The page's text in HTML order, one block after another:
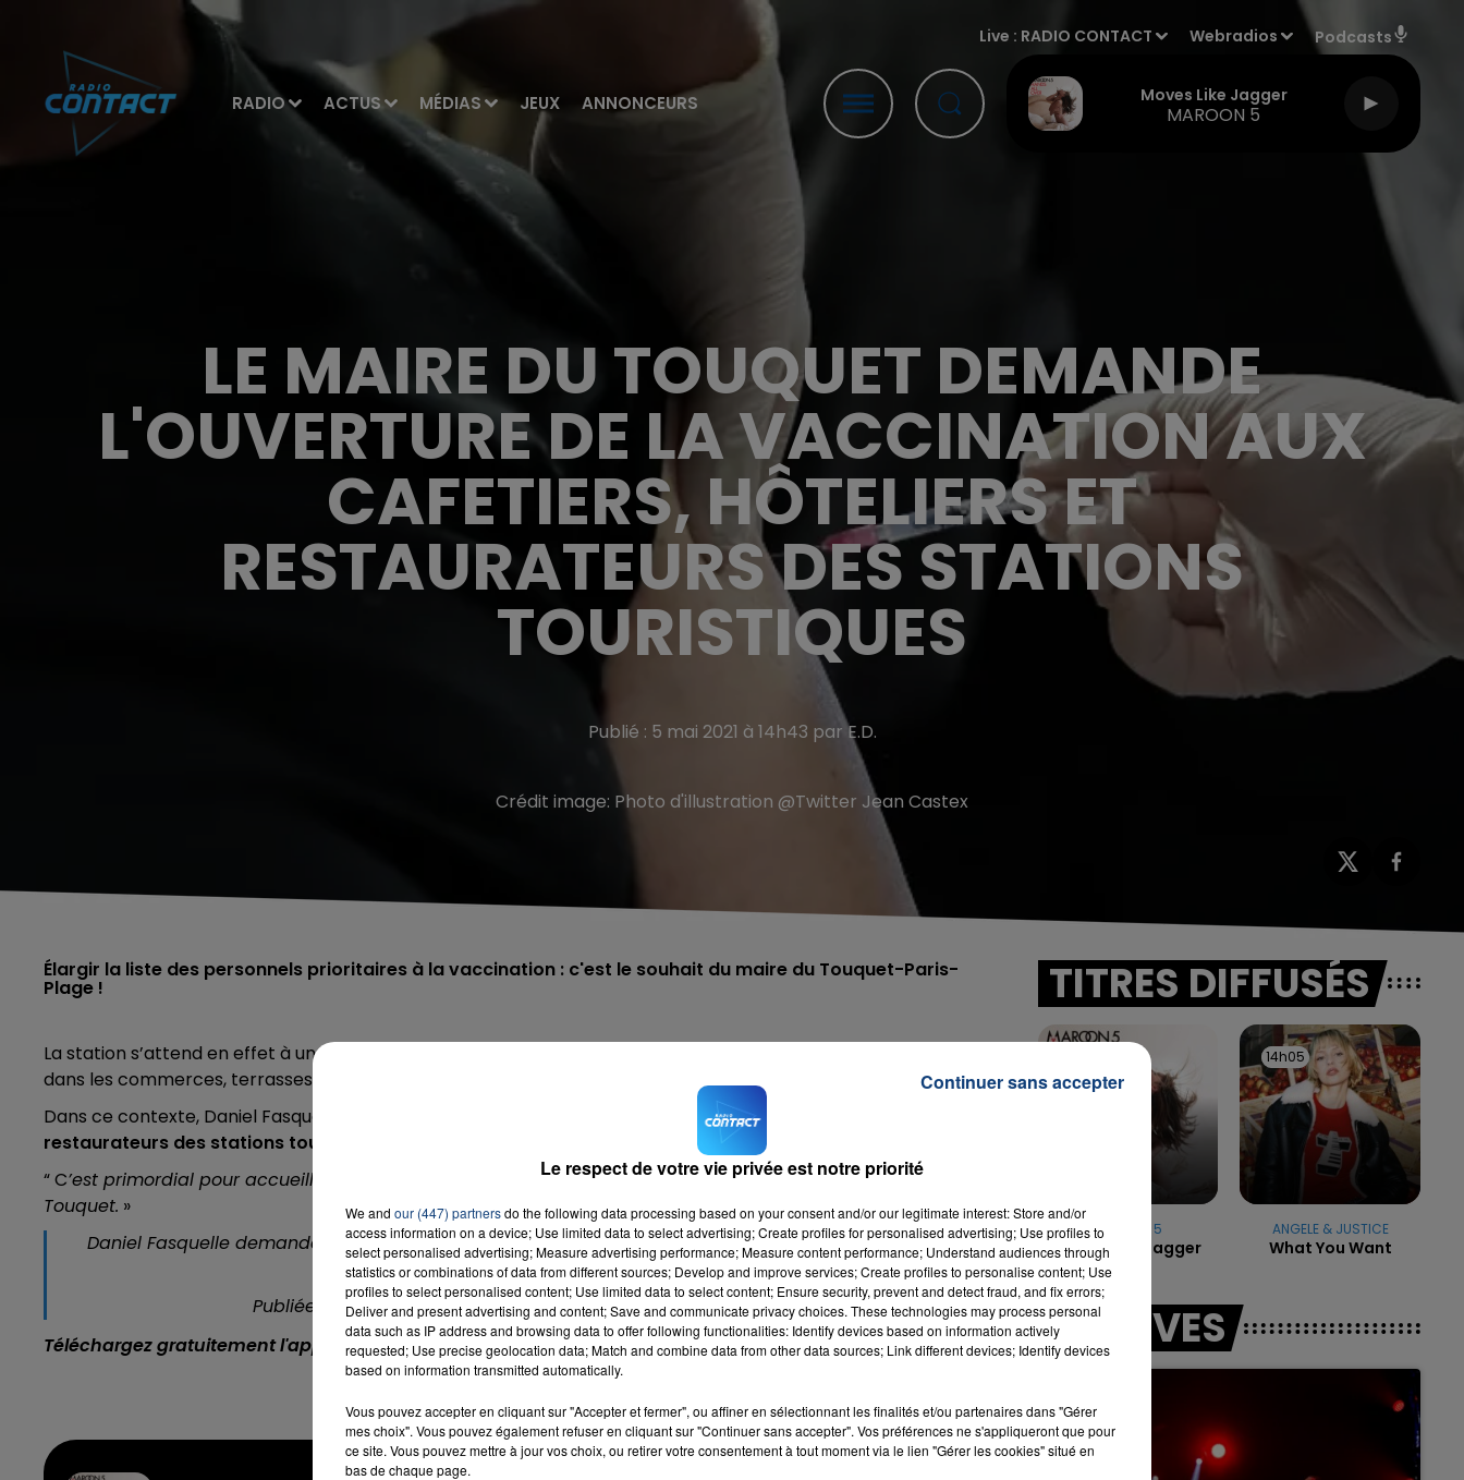
RADIO ACTUS MÉDIAS JEUX ANNONCEURS
Live : RADIO CONTACT Webradios Podcasts
Moves Like Jagger
MAROON 5
7h00 - 11h00
LA TEAM DE L'ÉTÉ
LE MAIRE DU TOUQUET DEMANDE
L'OUVERTURE DE LA VACCINATION AUX
CAFETIERS, HÔTELIERS ET
RESTAURATEURS DES STATIONS
TOURISTIQUES
Publié : 5 mai 2021 à 14h43 par E.D.
Crédit image: Photo d'illustration @Twitter Jean Castex
Élargir la liste des personnels prioritaires à la vaccination : c'est le souhait du maire du Touquet-Paris-
Plage !
La station s’attend en effet à une arrivée massive de touristes
dans les commerces, terrasses et restaurants.
Dans ce contexte, Daniel Fasquelle demande au gouvernement de permettreaux cafetiers, hôteliers et
restaurateurs des stations touristiques
de pouvoir se faire vacciner contre la Covid-19.
“ C’est primordial pour accueillir sereinement, et au plus vite, le public dans les stations telles que Le
Touquet. »
Daniel Fasquelle demande l’élargissement de la liste des personnels prioritaires à la vaccination Le
calendrier du...
Publiée parVille du Touquet-Paris-PlagesurMardi 4 mai 2021
Téléchargez gratuitement l'application Contact FM sur
et
TITRES DIFFUSÉS
MAROON 5
Moves Like Jagger
14h05
14h05
ANGELE & JUSTICE
What You Want
LES LIVES
Le respect de votre vie privée est notre priorité
We and our (447) partnersdo the following data processing based on your consent and/or our legitimate interest: Store and/or
access information on a device; Use limited data to select advertising; Create profiles for personalised advertising; Use profiles to
select personalised advertising; Measure advertising performance; Measure content performance; Understand audiences through
statistics or combinations of data from different sources; Develop and improve services; Create profiles to personalise content; Use
profiles to select personalised content; Use limited data to select content; Ensure security, prevent and detect fraud, and fix errors;
Deliver and present advertising and content; Save and communicate privacy choices. These technologies may process personal
data such as IP address and browsing data to offer following functionalities: Identify devices based on information actively
requested; Use precise geolocation data; Match and combine data from other data sources; Link different devices; Identify devices
based on information transmitted automatically.
Vous pouvez accepter en cliquant sur "Accepter et fermer", ou affiner en sélectionnant les finalités et/ou partenaires dans "Gérer
mes choix". Vous pouvez également refuser en cliquant sur "Continuer sans accepter". Vos préférences ne s'appliqueront que pour
ce site. Vous pouvez mettre à jour vos choix, ou retirer votre consentement à tout moment via le lien "Gérer les cookies" situé en
bas de chaque page.
Continuer sans accepter